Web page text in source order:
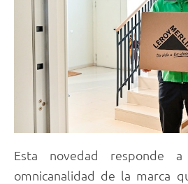
Esta novedad responde
omnicanalidad de la marca